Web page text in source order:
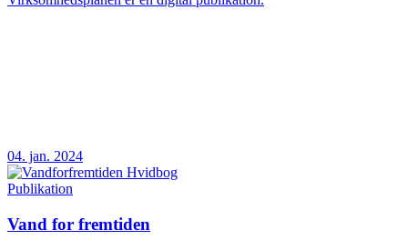
04. jan. 2024
Publikation
Vand for fremtiden